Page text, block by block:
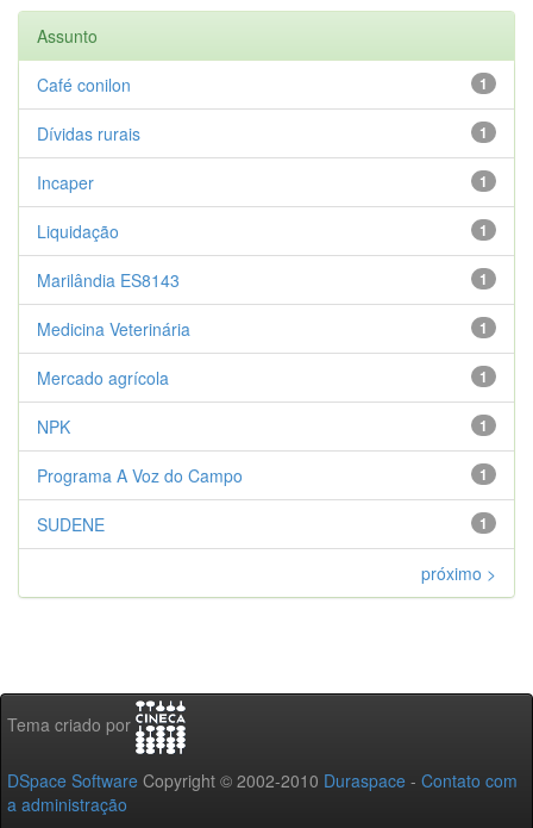
Assunto
1
Café conilon
1
Dívidas rurais
1
Incaper
1
Liquidação
1
Marilândia ES8143
1
Medicina Veterinária
1
Mercado agrícola
1
NPK
1
Programa A Voz do Campo
1
SUDENE
próximo >
Tema criado por
DSpace Software Copyright © 2002-2010 Duraspace - Contato com
a administração